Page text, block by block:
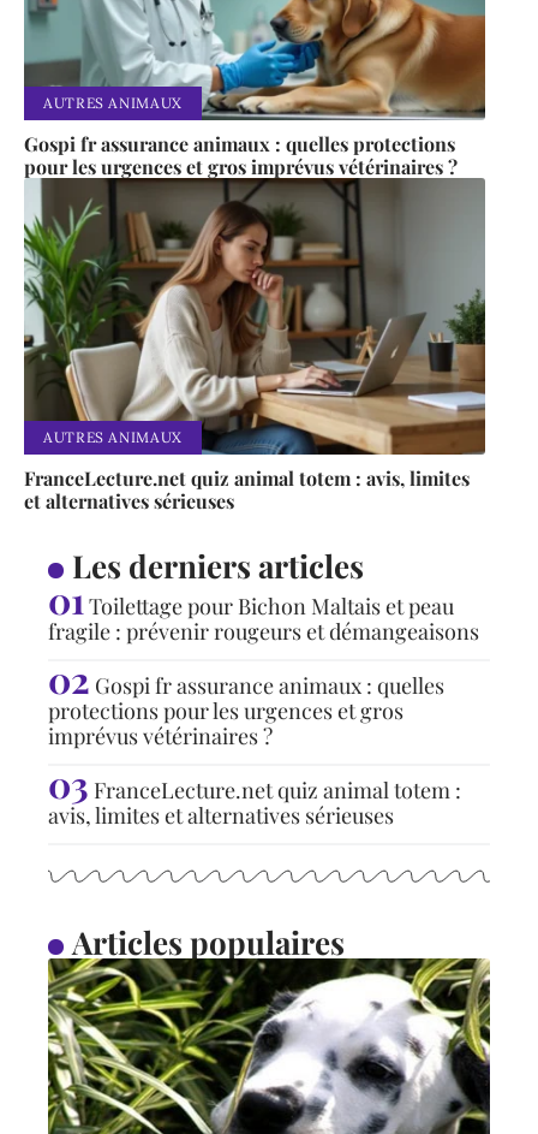
AUTRES ANIMAUX
Gospi fr assurance animaux : quelles protections
pour les urgences et gros imprévus vétérinaires ?
AUTRES ANIMAUX
FranceLecture.net quiz animal totem : avis, limites
et alternatives sérieuses
Les derniers articles
Toilettage pour Bichon Maltais et peau
fragile : prévenir rougeurs et démangeaisons
Gospi fr assurance animaux : quelles
protections pour les urgences et gros
imprévus vétérinaires ?
FranceLecture.net quiz animal totem :
avis, limites et alternatives sérieuses
Articles populaires